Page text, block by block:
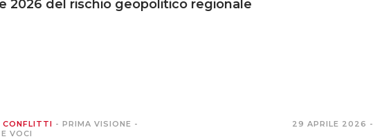
2026 del rischio geopolitico regionale
CONFLITTI - PRIMA VISIONE -
VOCI
29 APRILE 2026 -